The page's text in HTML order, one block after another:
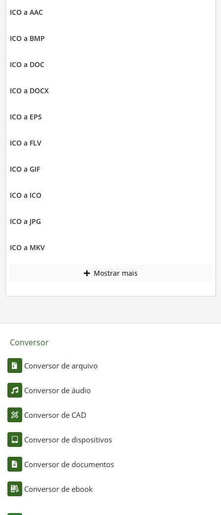
ICO a AAC
ICO a BMP
ICO a DOC
ICO a DOCX
ICO a EPS
ICO a FLV
ICO a GIF
ICO a ICO
ICO a JPG
ICO a MKV
Mostrar mais
Conversor
Conversor de arquivo
Conversor de áudio
Conversor de CAD
Conversor de dispositivos
Conversor de documentos
Conversor de ebook